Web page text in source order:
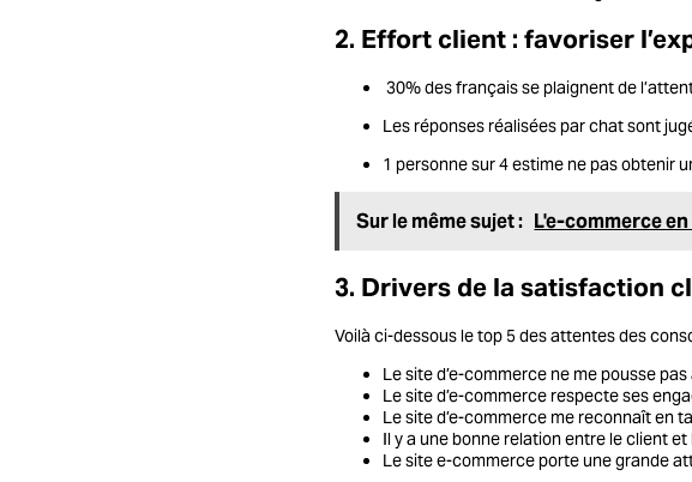
2. Effort client : favoriser
30% des français se plaignent de
Les réponses réalisées par chat sont
1 personne sur 4 estime ne pas obtenir
Sur le même sujet : L'e-commerce
3. Drivers de la satisfaction
Voilà ci-dessous le top 5 des attentes des
Le site d’e-commerce ne me pousse
Le site d’e-commerce respecte ses
Le site d’e-commerce me reconnaît en
Il y a une bonne relation entre le client
Le sitee-commerceporte une grande